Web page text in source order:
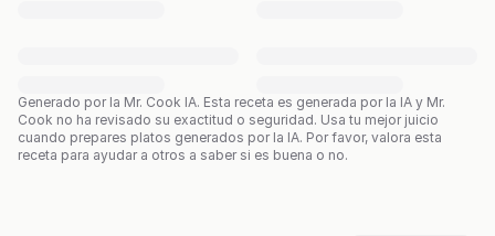
Generado por la Mr. Cook IA. Esta receta es generada por la IA y Mr.
Cook no ha revisado su exactitud o seguridad. Usa tu mejor juicio
cuando prepares platos generados por la IA. Por favor, valora esta
receta para ayudar a otros a saber si es buena o no.